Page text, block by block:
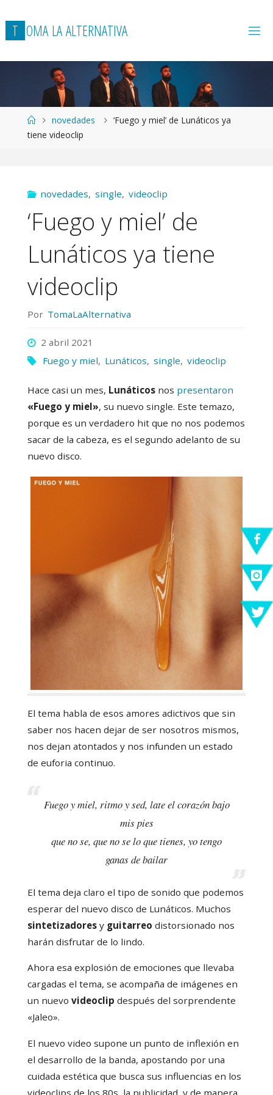
T OMA LAALTERNATIVA
Página
de
novedades
‘Fuego y miel’ de Lunáticos ya
tiene videoclip
novedades, single, videoclip
‘Fuego y miel’ de
Lunáticos ya tiene
videoclip
Por TomaLaAlternativa
2 abril 2021
Fuego y miel, Lunáticos, single, videoclip
Hace casi un mes, Lunáticosnos presentaron
«Fuego y miel», su nuevo single. Este temazo,
porque es un verdadero hit que no nos podemos
sacar de la cabeza, es el segundo adelanto de su
nuevo disco.
El tema habla de esos amores adictivos que sin
saber nos hacen dejar de ser nosotros mismos,
nos dejan atontados y nos infunden un estado
de euforia continuo.
Fuego y miel, ritmo y sed, late el corazón bajo
mis pies
que no se, que no se lo que tienes, yo tengo
ganas de bailar
El tema deja claro el tipo de sonido que podemos
esperar del nuevo disco de Lunáticos. Muchos
sintetizadoresy guitarreo distorsionado nos
harán disfrutar de lo lindo.
Ahora esa explosión de emociones que llevaba
cargadas el tema, se acompaña de imágenes en
un nuevo videoclip después del sorprendente
«Jaleo».
El nuevo video supone un punto de inflexión en
el desarrollo de la banda, apostando por una
cuidada estética que busca sus influencias en los
videoclips de los 80s, la publicidad, y de manera